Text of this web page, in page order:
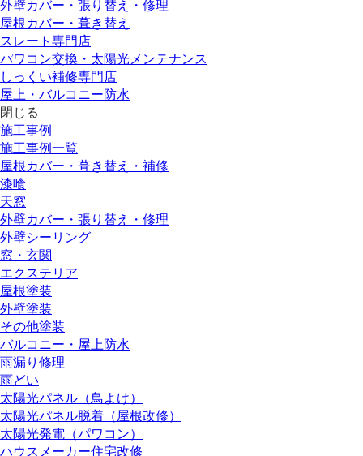
外壁カバー・張り替え・修理
屋根カバー・葺き替え
スレート専門店
パワコン交換・太陽光メンテナンス
しっくい補修専門店
屋上・バルコニー防水
閉じる
施工事例
施工事例一覧
屋根カバー・葺き替え・補修
漆喰
天窓
外壁カバー・張り替え・修理
外壁シーリング
窓・玄関
エクステリア
屋根塗装
外壁塗装
その他塗装
バルコニー・屋上防水
雨漏り修理
雨どい
太陽光パネル（鳥よけ）
太陽光パネル脱着（屋根改修）
太陽光発電（パワコン）
ハウスメーカー住宅改修